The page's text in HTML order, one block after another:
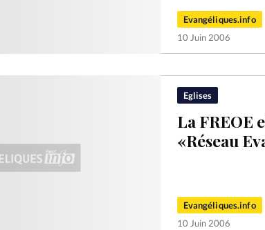
Evangéliques.info
10 Juin 2006
Eglises
La FREOE
«Réseau
Evangéliques.info
10 Juin 2006